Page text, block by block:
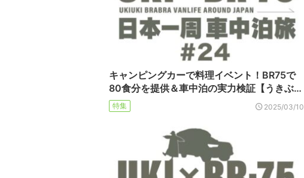
キャンピングカーで料理イベント！BR75で
80食分を提供＆車中泊の実力検証【うきぶ…
特集 2025/03/10